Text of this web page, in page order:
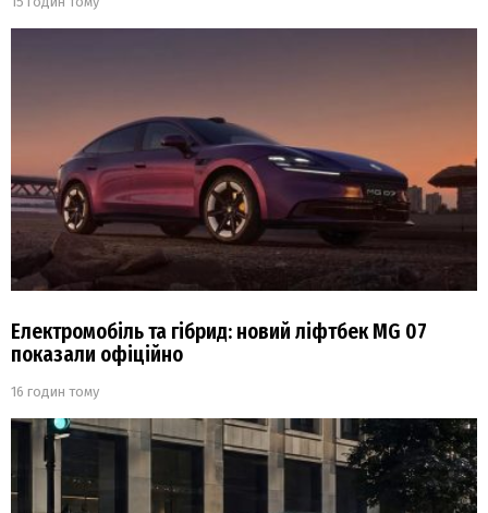
Електромобіль та гібрид: новий ліфтбек MG 07
показали офіційно
16 годин тому